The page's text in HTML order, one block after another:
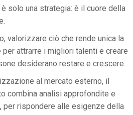
è solo una strategia: è il cuore della
valorizzare ciò che rende unica la
attrarre i migliori talenti e creare
desiderano restare e crescere.
al mercato esterno, il
combina analisi approfondite e
rispondere alle esigenze della